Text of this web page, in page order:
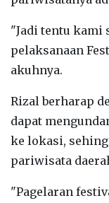
"Jadi tentu kami
pelaksanaan
akuhnya.
Rizal berharap
dapat
ke lokasi,
pariwisata
"Pagelaran